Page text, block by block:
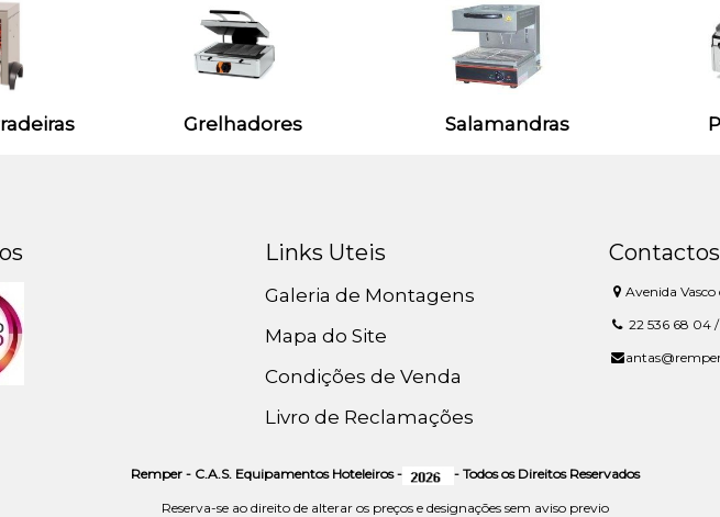
Grelhadores Salamandras
Links Uteis
Galeria de Montagens
Mapa do Site
Condições de Venda
Livro de Reclamações
Avenida
22 536 68 04
Remper - C.A.S. Equipamentos Hoteleiros - - Todos os Direitos Reservados
Reserva-se ao direito de alterar os preços e designações sem aviso previo